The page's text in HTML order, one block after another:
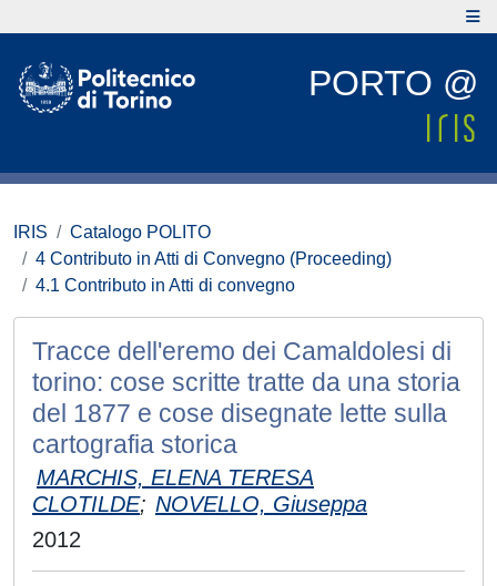
PORTO @
IRIS
Catalogo POLITO
4 Contributo in Atti di Convegno (Proceeding)
4.1 Contributo in Atti di convegno
Tracce dell'eremo dei Camaldolesi di
torino: cose scritte tratte da una storia
del 1877 e cose disegnate lette sulla
cartografia storica
MARCHIS, ELENA TERESA
CLOTILDE; NOVELLO, Giuseppa
2012